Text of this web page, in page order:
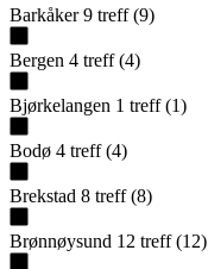
Barkåker 9 treff (9)
Bergen 4 treff (4)
Bjørkelangen 1 treff (1)
Bodø 4 treff (4)
Brekstad 8 treff (8)
Brønnøysund 12 treff (12)